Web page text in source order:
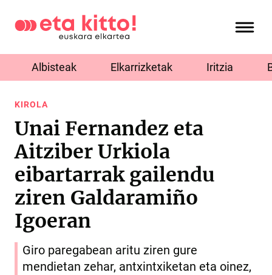
Albisteak Elkarrizketak Iritzia
KIROLA
Unai Fernandez eta
Aitziber Urkiola
eibartarrak gailendu
ziren Galdaramiño
Igoeran
Giro paregabean aritu ziren gure
mendietan zehar, antxintxiketan eta oinez,